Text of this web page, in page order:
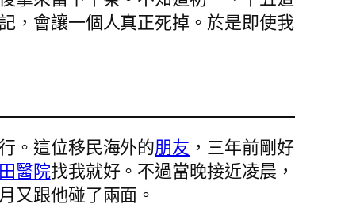
，會讓一個人真正死掉。於是即使我
。這位移民海外的朋友 ，三年前剛好
醫院找我就好。不過當晚接近凌晨，
又跟他碰了兩面。